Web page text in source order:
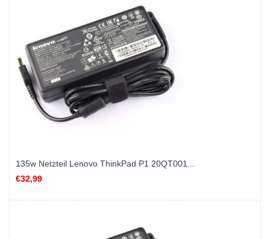
135w Netzteil Lenovo ThinkPad P1 20QT001...
€32,99